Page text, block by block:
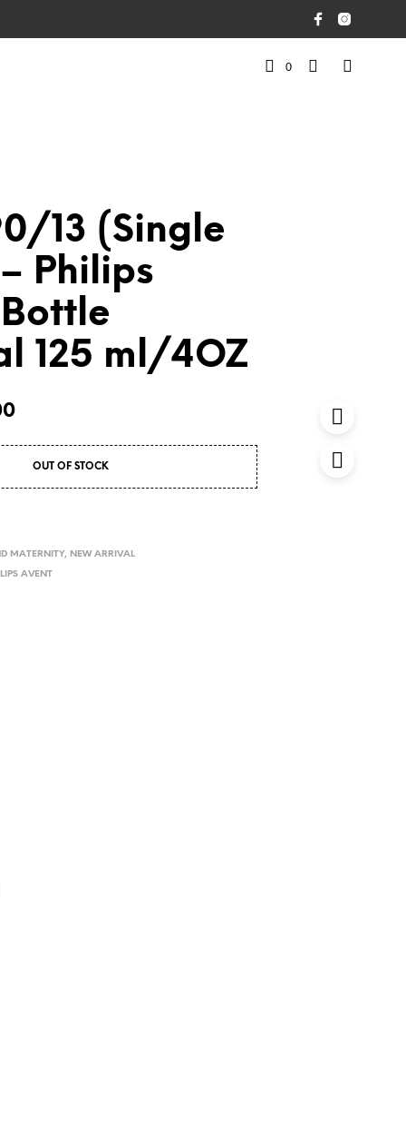
0
13 (Single
Philips
125 ml/4OZ
OUT OF STOCK
MATERNITY, NEW ARRIVAL
AVENT